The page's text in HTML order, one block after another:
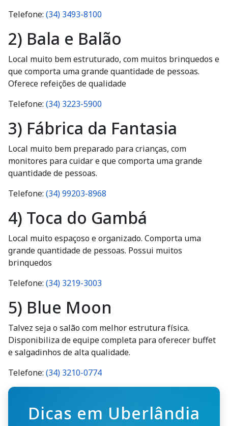
Telefone: (34) 3493-8100
2) Bala e Balão
Local muito bem estruturado, com muitos brinquedos e
que comporta uma grande quantidade de pessoas.
Oferece refeições de qualidade
Telefone: (34) 3223-5900
3) Fábrica da Fantasia
Local muito bem preparado para crianças, com
monitores para cuidar e que comporta uma grande
quantidade de pessoas.
Telefone: (34) 99203-8968
4) Toca do Gambá
Local muito espaçoso e organizado. Comporta uma
grande quantidade de pessoas. Possui muitos
brinquedos
Telefone: (34) 3219-3003
5) Blue Moon
Talvez seja o salão com melhor estrutura física.
Disponibiliza de equipe completa para oferecer buffet
e salgadinhos de alta qualidade.
Telefone: (34) 3210-0774
Dicas em Uberlândia